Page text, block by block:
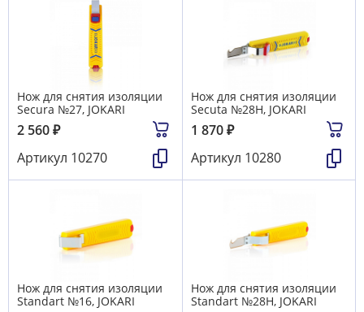
Нож для снятия изоляции
Secura №27, JOKARI
2 560₽
Артикул 10270
Нож для снятия изоляции
Secuta №28H, JOKARI
1 870₽
Артикул 10280
Нож для снятия изоляции
Standart №16, JOKARI
Нож для снятия изоляции
Standart №28H, JOKARI